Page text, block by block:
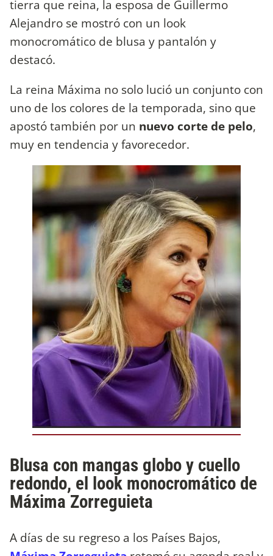
tierra que reina, la esposa de Guillermo
Alejandro se mostró con un look
monocromático de blusa y pantalón y
destacó.
La reina Máxima no solo lució un conjunto con
uno de los colores de la temporada, sino que
apostó también por un nuevo corte de pelo,
muy en tendencia y favorecedor.
Blusa con mangas globo y cuello
redondo, el look monocromático de
Máxima Zorreguieta
A días de su regreso a los Países Bajos,